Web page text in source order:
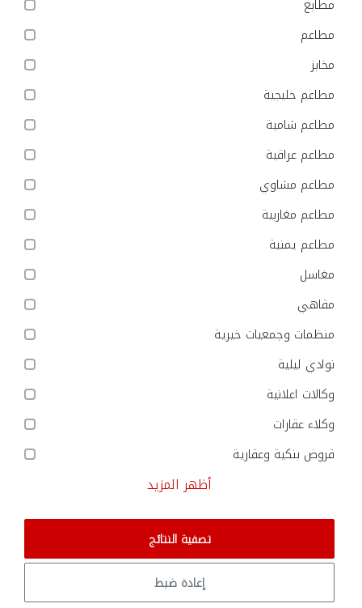
مطابع
مطاعم
مخابز
مطاعم خليجية
مطاعم شامية
مطاعم عراقية
مطاعم مشاوي
مطاعم مغاربية
مطاعم يمنية
مغاسل
مقاهي
منظمات وجمعيات خيرية
نوادي ليلية
وكالات اعلانية
وكلاء عقارات
قروض بنكية وعقارية
أظهر المزيد
تصفية النتائج
إعادة ضبط